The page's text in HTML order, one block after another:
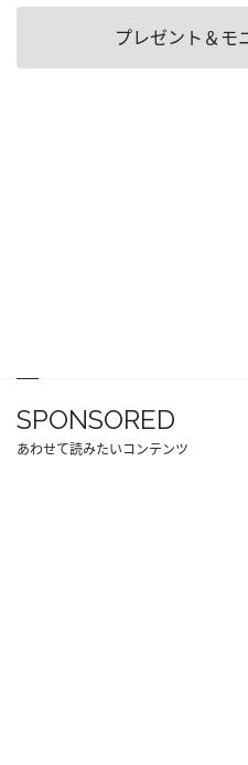
プレゼント＆モ
SPONSORED
あわせて読みたいコンテンツ